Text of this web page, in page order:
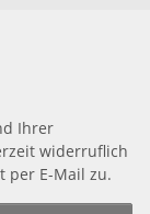
Ihrer
widerruflich
per E-Mail zu.